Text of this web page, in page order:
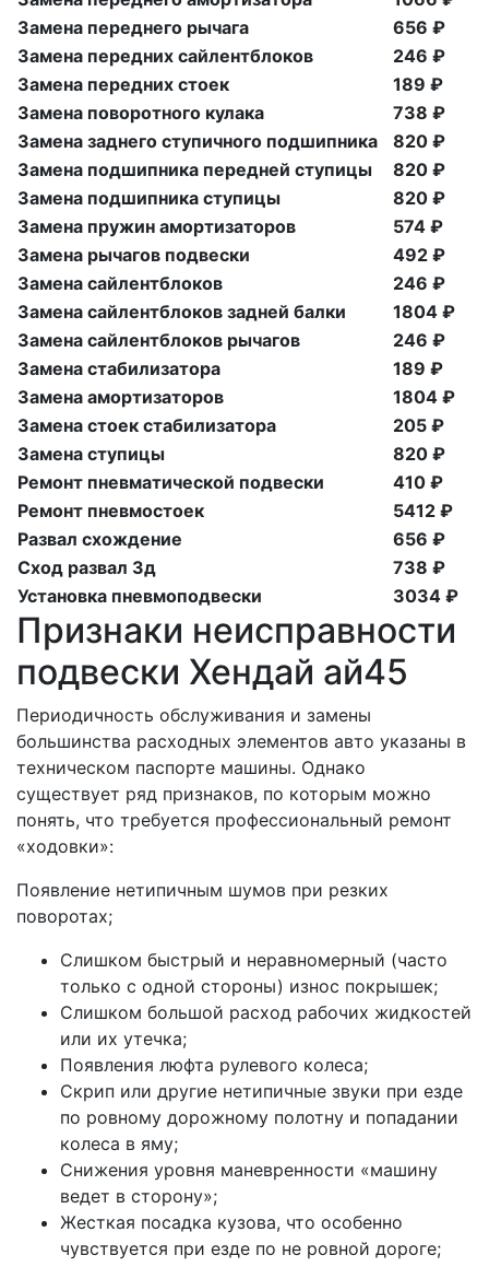
Замена переднего рычага
656 ₽
Замена передних сайлентблоков
246 ₽
Замена передних стоек
189 ₽
Замена поворотного кулака
738 ₽
Замена заднего ступичного подшипника
820 ₽
Замена подшипника передней ступицы
820 ₽
Замена подшипника ступицы
820 ₽
Замена пружин амортизаторов
574 ₽
Замена рычагов подвески
492 ₽
Замена сайлентблоков
246 ₽
Замена сайлентблоков задней балки
1804 ₽
Замена сайлентблоков рычагов
246 ₽
Замена стабилизатора
189 ₽
Замена амортизаторов
1804 ₽
Замена стоек стабилизатора
205 ₽
Замена ступицы
820 ₽
Ремонт пневматической подвески
410 ₽
Ремонт пневмостоек
5412 ₽
Развал схождение
656 ₽
Сход развал 3д
738 ₽
Установка пневмоподвески
3034 ₽
Признаки неисправности
подвески Хендай ай45
Периодичность обслуживания и замены
большинства расходных элементов авто указаны в
техническом паспорте машины. Однако
существует ряд признаков, по которым можно
понять, что требуется профессиональный ремонт
«ходовки»:
Появление нетипичным шумов при резких
поворотах;
Слишком быстрый и неравномерный (часто
только с одной стороны) износ покрышек;
Слишком большой расход рабочих жидкостей
или их утечка;
Появления люфта рулевого колеса;
Скрип или другие нетипичные звуки при езде
по ровному дорожному полотну и попадании
колеса в яму;
Снижения уровня маневренности «машину
ведет в сторону»;
Жесткая посадка кузова, что особенно
чувствуется при езде по не ровной дороге;